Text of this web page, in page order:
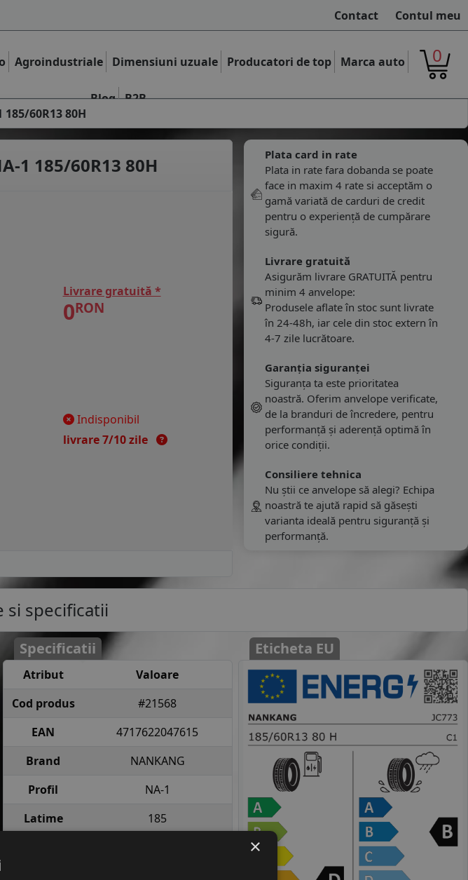
Contact Contul meu
Agroindustriale Dimensiuni uzuale Producatori de top Marca auto
Blog B2B
0
60R13 80H
1 185/60R13 80H
Livrare gratuită *
0RON
Indisponibil
livrare 7/10 zile
Plata card in rate
Plata in rate fara dobanda se poate
face in maxim 4 rate si acceptăm o
gamă variată de carduri de credit
pentru o experiență de cumpărare
sigură.
Livrare gratuită
Asigurăm livrare GRATUITĂ pentru
minim 4 anvelope:
Produsele aflate în stoc sunt livrate
în 24-48h, iar cele din stoc extern în
4-7 zile lucrătoare.
Garanția siguranței
Siguranța ta este prioritatea
noastră. Oferim anvelope verificate,
de la branduri de încredere, pentru
performanță și aderență optimă în
orice condiții.
Consiliere tehnica
Nu știi ce anvelope să alegi? Echipa
noastră te ajută rapid să găsești
varianta ideală pentru siguranță și
performanță.
si specificatii
Specificatii
Atribut
Valoare
Cod produs
#21568
EAN
4717622047615
Brand
NANKANG
Profil
NA-1
Latime
185
Eticheta EU
×